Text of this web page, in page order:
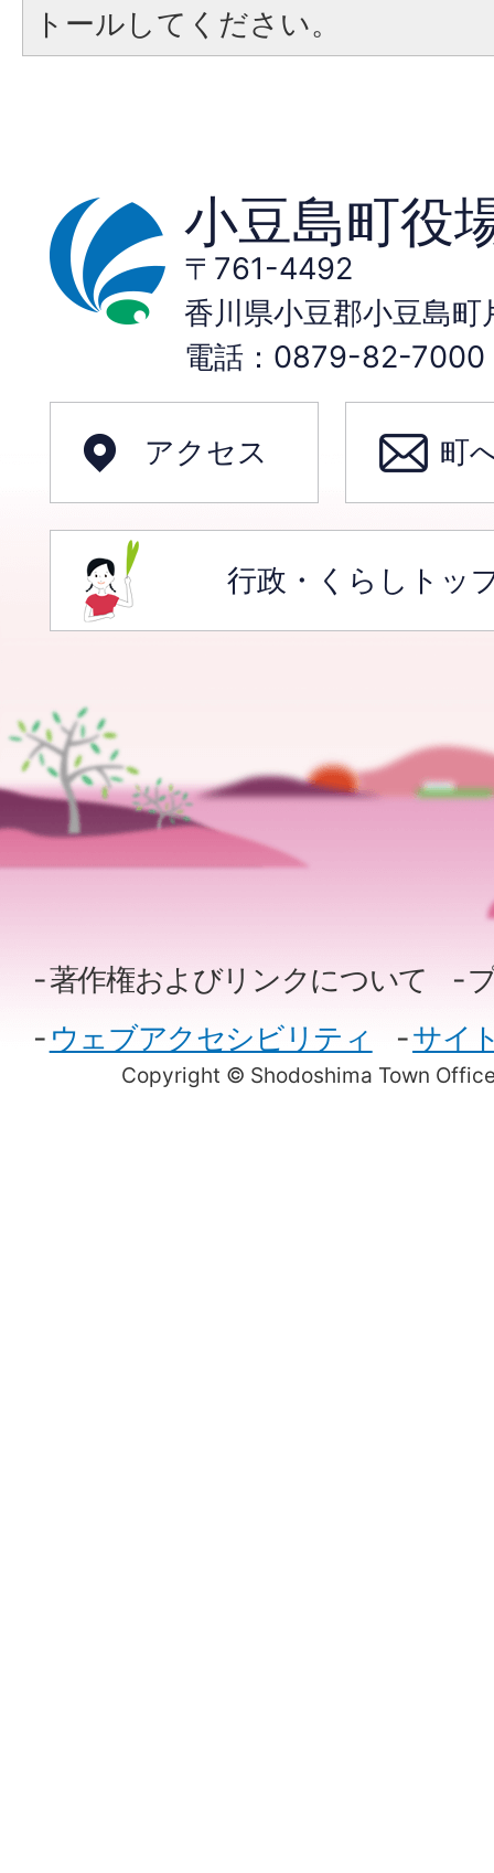
トールしてください。
小豆島町役
〒761-4492
香川県小豆郡小豆島
電話：0879-82-7000
アクセス 町
行政・くらしトッ
Copyright © Shodoshima Town
著作権およびリンクについて
ウェブアクセシビリティ
サイ